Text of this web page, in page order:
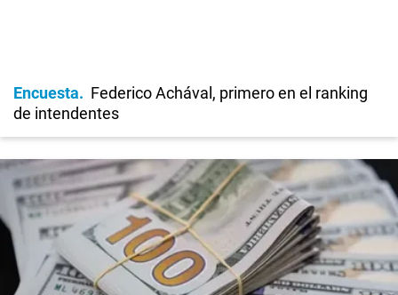
Encuesta
Federico Achával, primero en el ranking
de intendentes